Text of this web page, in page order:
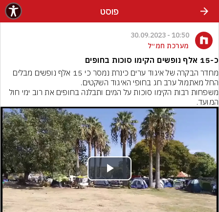
פוסט
10:50 - 30.09.2023
מערכת חמ״ל
כ-15 אלף נופשים הקימו סוכות בחופים
המועד.
Play
Video